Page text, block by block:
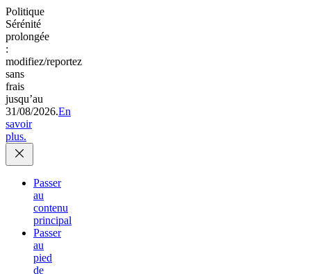
Politique
Sérénité
prolongée
:
modifiez/reportez
sans
frais
jusqu’au
31/08/2026.En
savoir
plus.
Passer
au
contenu
principal
Passer
au
pied
de